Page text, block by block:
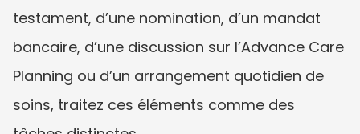
testament, d’une nomination, d’un mandat
bancaire, d’une discussion sur l’Advance Care
Planning ou d’un arrangement quotidien de
soins, traitez ces éléments comme des